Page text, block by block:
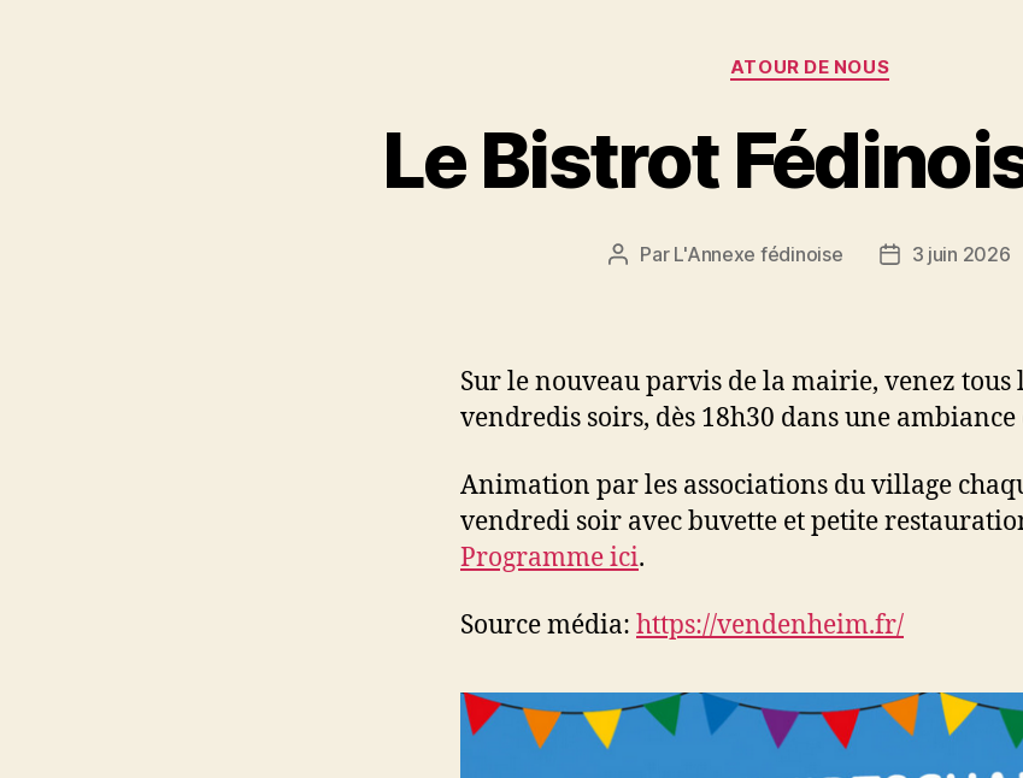
Catégories
ATOUR DE NOUS
Le Bistrot
Auteur
Par L'Annexe fédinoise
Date3 juin 2026
Sur le nouveau parvis de la mairie, venez tous
vendredis soirs, dès 18h30 dans une
Animation par les associations du village
vendredi soir avec buvette et petite
Programme ici.
Source média: https://vendenheim.fr/